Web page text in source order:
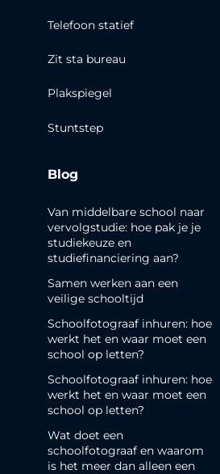
Telefoon statief
Zit sta bureau
Plakspiegel
Stuntstep
Blog
Van middelbare school naar
vervolgstudie: hoe pak je je
studiekeuze en
studiefinanciering aan?
Samen werken aan een
veilige schooltijd
Schoolfotograaf inhuren: hoe
werkt het en waar moet een
school op letten?
Schoolfotograaf inhuren: hoe
werkt het en waar moet een
school op letten?
Wat doet een
schoolfotograaf en waarom
is het meer dan alleen een